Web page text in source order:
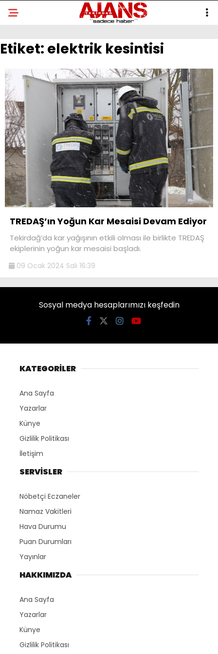
Etiket: elektrik kesintisi
TREDAŞ’ın Yoğun Kar Mesaisi Devam Ediyor
Tekirdağ’da kar yağışının etkili olması ile birlikte TREDAŞ
ekiplerinin yoğun kar mesaisi başladı.
09 Ocak 2024 Salı 16:39
Sosyal medya hesaplarımızı keşfedin
KATEGORİLER
Ana Sayfa
Yazarlar
Künye
Gizlilik Politikası
İletişim
SERVİSLER
Nöbetçi Eczaneler
Namaz Vakitleri
Hava Durumu
Puan Durumları
Yayınlar
HAKKIMIZDA
Ana Sayfa
Yazarlar
Künye
Gizlilik Politikası